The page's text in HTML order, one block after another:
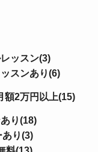
ッスン(3)
スンあり(6)
額2万円以上(15)
り(18)
り(3)